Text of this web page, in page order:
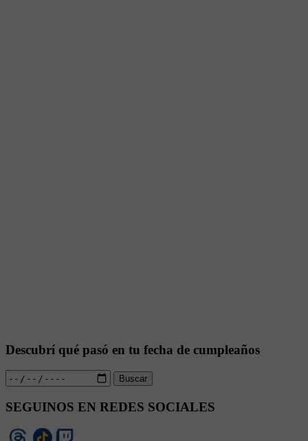
Descubrí qué pasó en tu fecha de cumpleaños
Buscar
SEGUINOS EN REDES SOCIALES